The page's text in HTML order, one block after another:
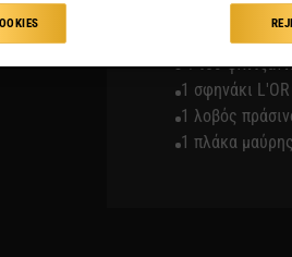
50 ml γάλα
30 ml κρέμα
¾ του
1 σφηνάκι
1 λοβός
1 πλάκα